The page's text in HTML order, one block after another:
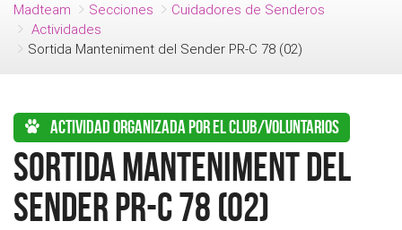
Madteam Secciones
Cuidadores de Senderos
Actividades
Sortida Manteniment del Sender PR-C 78 (02)
Actividad organizada por el club/voluntarios
Sortida Manteniment del
Sender PR-C 78 (02)